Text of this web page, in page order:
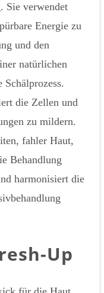
Sie verwendet
Energie zu
und den
natürlichen
Schälprozess.
die Zellen und
zu mildern.
fahler Haut,
Behandlung
harmonisiert die
Up